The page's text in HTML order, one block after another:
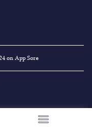
on App Sore